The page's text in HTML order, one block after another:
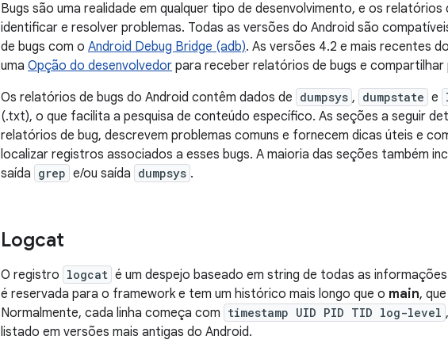
Bugs são uma realidade em qualquer tipo de desenvolvimento, e os relatórios
identificar e resolver problemas. Todas as versões do Android são
de bugs com o Android Debug Bridge (adb). As versões 4.2 e mais recentes
uma Opção do desenvolvedor para receber relatórios de bugs e
Os relatórios de bugs do Android contêm dados de dumpsys , dumpstate e
(.txt), o que facilita a pesquisa de conteúdo específico. As seções a seguir
relatórios de bug, descrevem problemas comuns e fornecem dicas úteis e
localizar registros associados a esses bugs. A maioria das seções também
saída grep e/ou saída dumpsys .
Logcat
O registro logcat é um despejo baseado em string de todas as
é reservada para o framework e tem um histórico mais longo que o main,
Normalmente, cada linha começa com timestamp UID PID TID log-level
listado em versões mais antigas do Android.